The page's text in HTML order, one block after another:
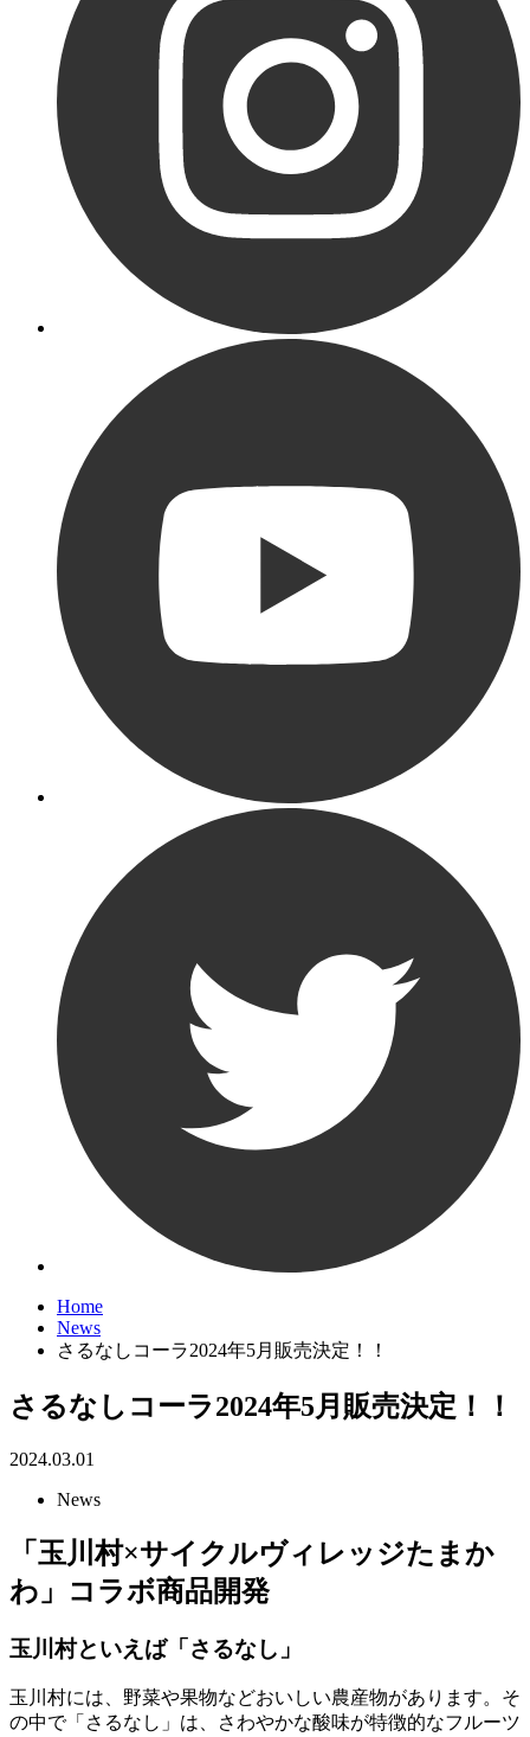
Home
News
さるなしコーラ2024年5月販売決定！！
さるなしコーラ2024年5月販売決定！！
2024.03.01
News
「玉川村×サイクルヴィレッジたまか
わ」コラボ商品開発
玉川村といえば「さるなし」
玉川村には、野菜や果物などおいしい農産物があります。そ
の中で「さるなし」は、さわやかな酸味が特徴的なフルーツ